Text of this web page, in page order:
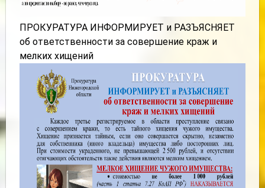
ПРОКУРАТУРА ИНФОРМИРУЕТ и РАЗЪЯСНЯЕТ
об ответственности за совершение краж и
мелких хищений